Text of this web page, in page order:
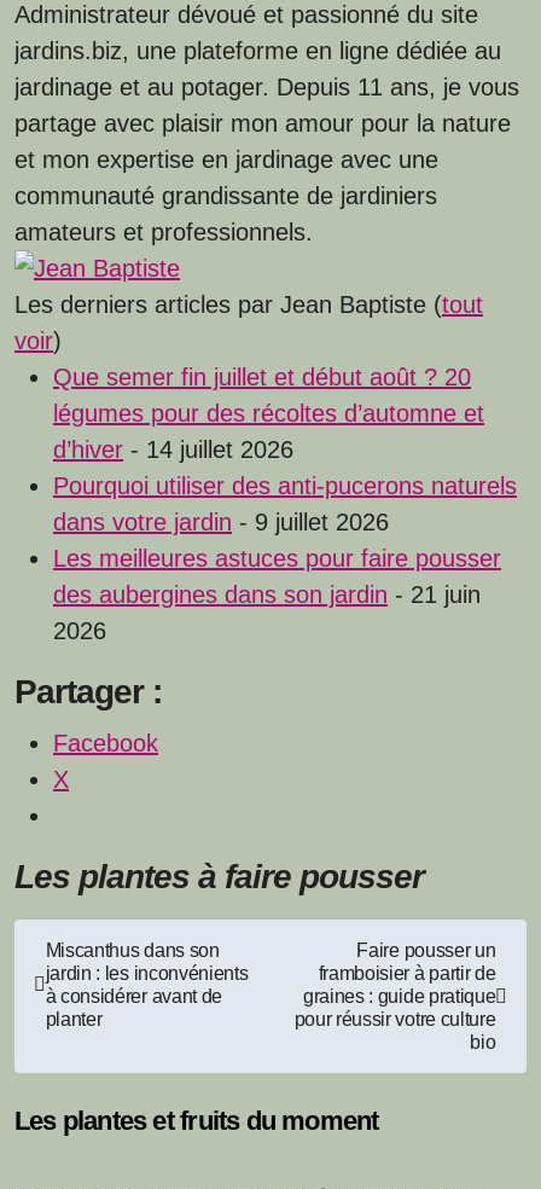
Administrateur dévoué et passionné du site
jardins.biz, une plateforme en ligne dédiée au
jardinage et au potager. Depuis 11 ans, je vous
partage avec plaisir mon amour pour la nature
et mon expertise en jardinage avec une
communauté grandissante de jardiniers
amateurs et professionnels.
Les derniers articles par Jean Baptiste (tout
voir)
Que semer fin juillet et début août ? 20
légumes pour des récoltes d’automne et
d’hiver - 14 juillet 2026
Pourquoi utiliser des anti-pucerons naturels
dans votre jardin - 9 juillet 2026
Les meilleures astuces pour faire pousser
des aubergines dans son jardin - 21 juin
2026
Partager :
Facebook
X
Les plantes à faire pousser
Navigation
de
Miscanthus dans son
jardin : les inconvénients
à considérer avant de
planter
Faire pousser un
framboisier à partir de
graines : guide pratique
pour réussir votre culture
bio
Les plantes et fruits du moment